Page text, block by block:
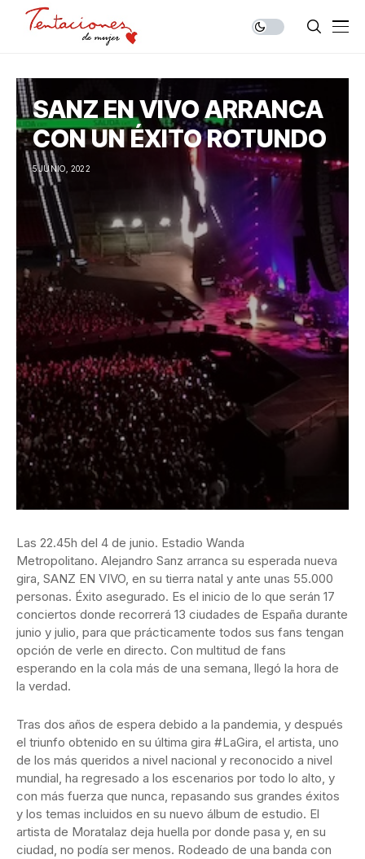
SANZ EN VIVO ARRANCA
CON UN ÉXITO ROTUNDO
5 JUNIO, 2022
Las 22.45h del 4 de junio. Estadio Wanda
Metropolitano. Alejandro Sanz arranca su esperada nueva
gira, SANZ EN VIVO, en su tierra natal y ante unas 55.000
personas. Éxito asegurado. Es el inicio de lo que serán 17
conciertos donde recorrerá 13 ciudades de España durante
junio y julio, para que prácticamente todos sus fans tengan
opción de verle en directo. Con multitud de fans
esperando en la cola más de una semana, llegó la hora de
la verdad.
Tras dos años de espera debido a la pandemia, y después
el triunfo obtenido en su última gira #LaGira, el artista, uno
de los más queridos a nivel nacional y reconocido a nivel
mundial, ha regresado a los escenarios por todo lo alto, y
con más fuerza que nunca, repasando sus grandes éxitos
y los temas incluidos en su nuevo álbum de estudio. El
artista de Moratalaz deja huella por donde pasa y, en su
ciudad, no podía ser menos. Rodeado de una banda con